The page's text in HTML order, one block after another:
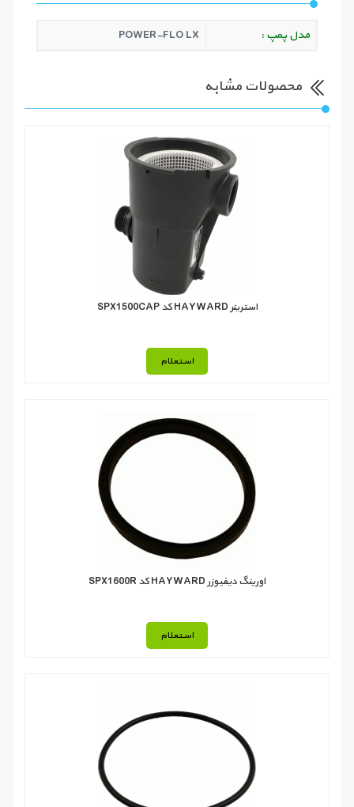
مدل پمپ : POWER-FLO LX
محصولات مشابه
استرینر HAYWARD کد SPX1500CAP
استعلام
اورينگ ديفيوزر HAYWARD كد SPX1600R
استعلام